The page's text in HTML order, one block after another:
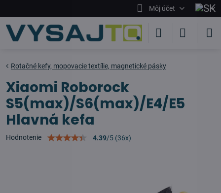
Môj účet
Rotačné kefy, mopovacie textílie, magnetické pásky
Xiaomi Roborock
S5(max)/S6(max)/E4/E5
Hlavná kefa
Hodnotenie 4.39/5 (36x)